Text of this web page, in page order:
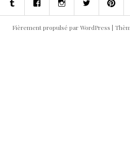
Fièrement propulsé par WordPress |